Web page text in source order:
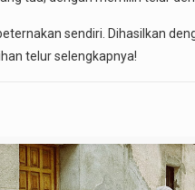
sendiri. Dihasilkan
telur selengkapnya!